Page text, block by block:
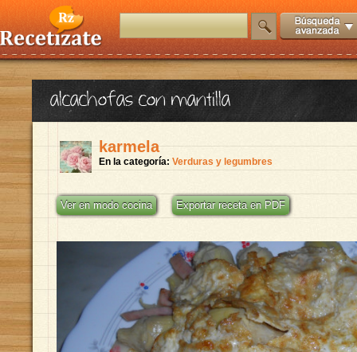
alcachofas con mantilla
karmela
En la categoría: Verduras y legumbres
Ver en modo cocina Exportar receta en PDF